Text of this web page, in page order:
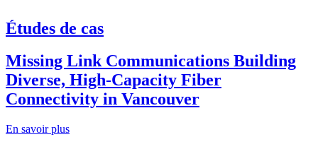
Études de cas
Missing Link Communications Building
Diverse, High-Capacity Fiber
Connectivity in Vancouver
En savoir plus